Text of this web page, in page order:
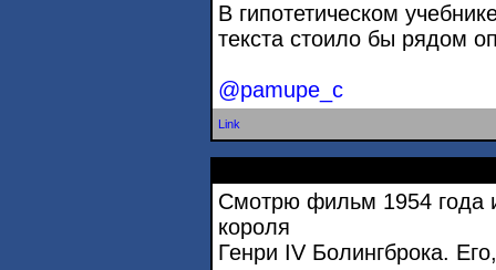
В гипотетическом
текста стоило бы рядом
@pamupe_c
Link
Смотрю фильм 1954 года
короля
Генри IV Болингброка.